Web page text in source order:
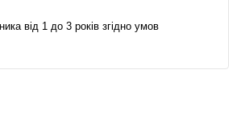
від 1 до 3 років згідно умов